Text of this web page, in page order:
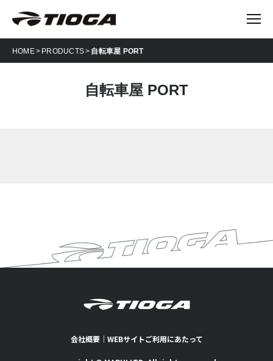
HOME PRODUCTS 自転車屋 PORT
自転車屋 PORT
会社概要｜ WEBサイトご利用にあたって